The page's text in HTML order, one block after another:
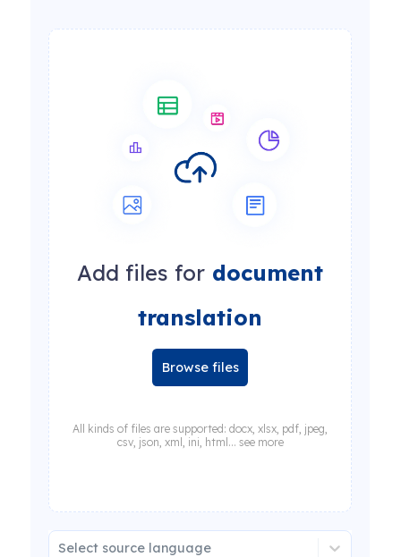
Add files for document
translation
Browse files
All kinds of files are supported: docx, xlsx, pdf, jpeg,
csv, json, xml, ini, html... see more
Select source language